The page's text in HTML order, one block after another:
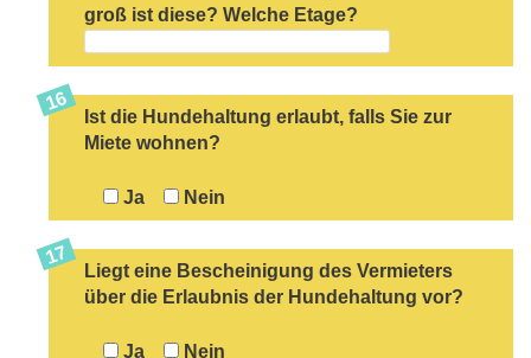
groß ist diese? Welche Etage?
Ist die Hundehaltung erlaubt, falls Sie zur
Miete wohnen?
Ja Nein
Liegt eine Bescheinigung des Vermieters
über die Erlaubnis der Hundehaltung vor?
Ja Nein